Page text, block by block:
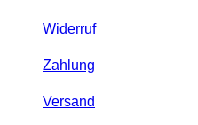
Widerruf
Zahlung
Versand